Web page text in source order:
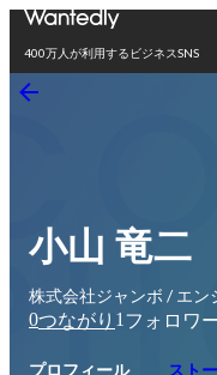
400万人が利用するビジネスSNS
小山 竜二
株式会社ジャンボ / エン
0つながり 1 フォロワ
プロフィール スト